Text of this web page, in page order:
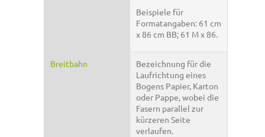
Beispiele für
Formatangaben: 61 cm
x 86 cm BB; 61 M x 86.
Breitbahn
Bezeichnung für die
Laufrichtung eines
Bogens Papier, Karton
oder Pappe, wobei die
Fasern parallel zur
kürzeren Seite
verlaufen.